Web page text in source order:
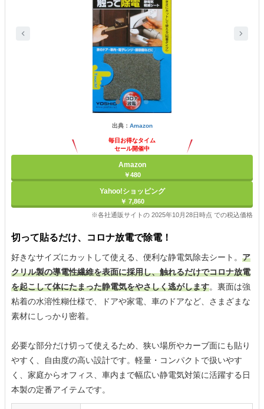
出典： Amazon
毎日お得なタイム
セール開催中
Amazon
￥480
Yahoo!ショッピング
￥ 7,860
※各社通販サイトの 2025年10月28日時点 での税込価格
切って貼るだけ、コロナ放電で除電！
好きなサイズにカットして使える、便利な静電気除去シート。 ア
クリル製の導電性繊維を表面に採用し、触れるだけでコロナ放電
を起こして体にたまった静電気をやさしく逃がします。裏面は強
粘着の水溶性糊仕様で、ドアや家電、車のドアなど、さまざまな
素材にしっかり密着。
必要な部分だけ切って使えるため、狭い場所やカーブ面にも貼り
やすく、自由度の高い設計です。軽量・コンパクトで扱いやす
く、家庭からオフィス、車内まで幅広い静電気対策に活躍する日
本製の定番アイテムです。